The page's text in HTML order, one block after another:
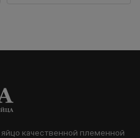
качественной племенной